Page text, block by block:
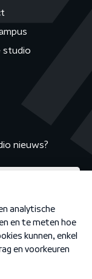
studio
nieuws?